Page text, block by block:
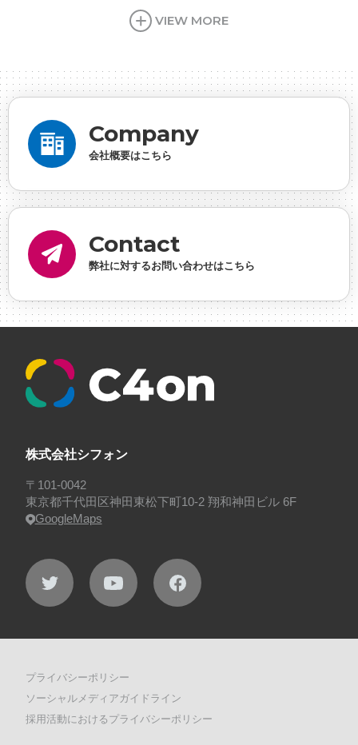
#ゲーム開発
#シフォンめし
デザイナー
#プランナー #プログラマー
#プログ
ラム愛
事業実績
#事業紹介 #仕事紹介
#休業日
らん
#健康企業宣言 #健康優良法人 #入社式
#
理・ゲームPM
#勉強会
に理解した
#採用
#採用向け #新卒 #新卒採用
#歓迎会
ュー
#福利厚生
プロジェクト・サービス
#行事
VIEW MORE
Company
会社概要はこちら
Contact
弊社に対するお問い合わせはこちら
株式会社シフォン
〒101-0042
東京都千代田区神田東松下町10-2 翔和神田ビル 6F
GoogleMaps
プライバシーポリシー
ソーシャルメディアガイドライン
採用活動におけるプライバシーポリシー